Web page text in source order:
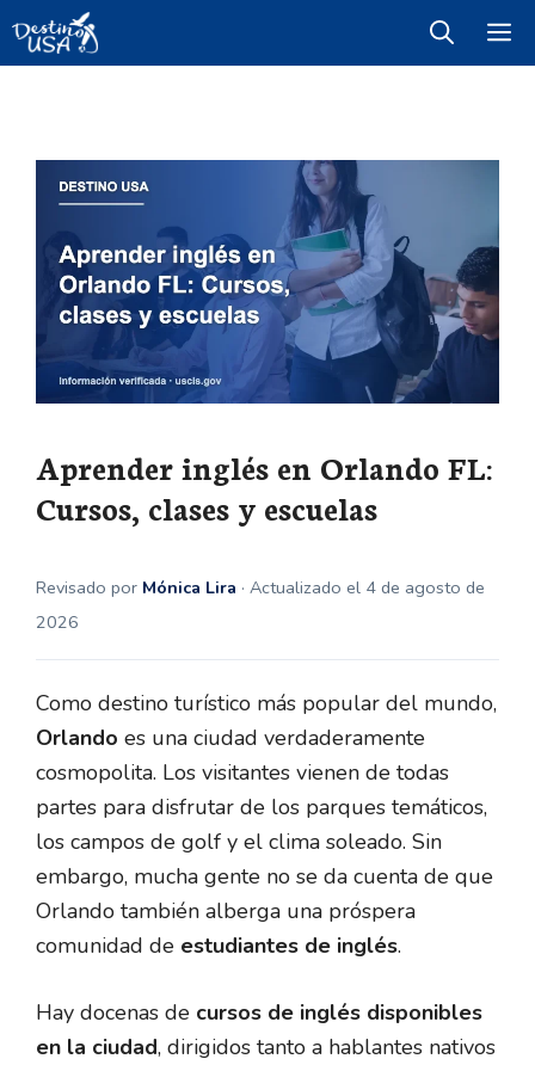
Saltar
Aprender inglés en Orlando FL:
Cursos, clases y escuelas
Revisado por Mónica Lira · Actualizado el 4 de agosto de
2026
Como destino turístico más popular del mundo,
Orlando es una ciudad verdaderamente
cosmopolita. Los visitantes vienen de todas
partes para disfrutar de los parques temáticos,
los campos de golf y el clima soleado. Sin
embargo, mucha gente no se da cuenta de que
Orlando también alberga una próspera
comunidad de estudiantes de inglés.
Hay docenas de cursos de inglés disponibles
en la ciudad, dirigidos tanto a hablantes nativos